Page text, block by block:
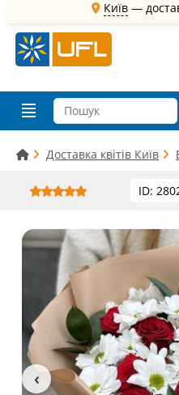
Київ —
Доставка квітів Київ
ID: